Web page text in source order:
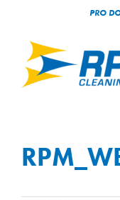
PRO
NAŠI KLIENTI